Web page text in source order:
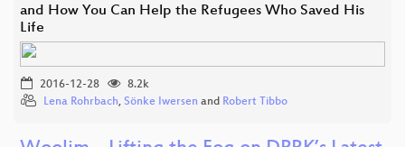
and How You Can Help the Refugees Who Saved His
Life
2016-12-28
8.2k
Lena Rohrbach, Sönke Iwersen and Robert Tibbo